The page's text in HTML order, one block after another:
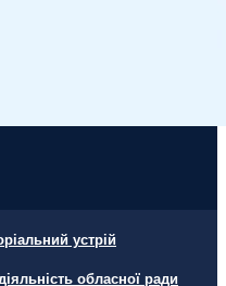
устрій
обласної ради